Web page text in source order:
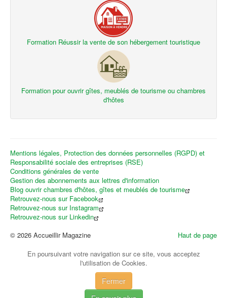
Formation Réussir la vente de son hébergement touristique
Formation pour ouvrir gîtes, meublés de tourisme ou chambres
d'hôtes
Mentions légales, Protection des données personnelles (RGPD) et
Responsabilité sociale des entreprises (RSE)
Conditions générales de vente
Gestion des abonnements aux lettres d'information
Blog ouvrir chambres d'hôtes, gîtes et meublés de tourisme
Retrouvez-nous sur Facebook
Retrouvez-nous sur Instagram
Retrouvez-nous sur Linkedin
Haut de page
© 2026 Accueillir Magazine
En poursuivant votre navigation sur ce site, vous acceptez
l'utilisation de Cookies.
Fermer